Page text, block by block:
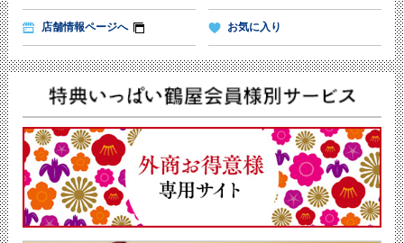
店舗情報ページへ お気に入り